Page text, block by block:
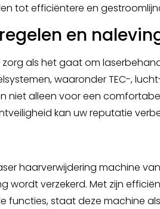
tot efficiëntere en
en
als het gaat om
waaronder TEC-,
niet alleen voor een
kan uw reputatie
haarverwijdering machine
wordt verzekerd. Met zijn
functies, staat deze machine